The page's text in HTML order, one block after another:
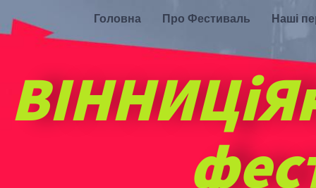
Головна Про Фестиваль Наші